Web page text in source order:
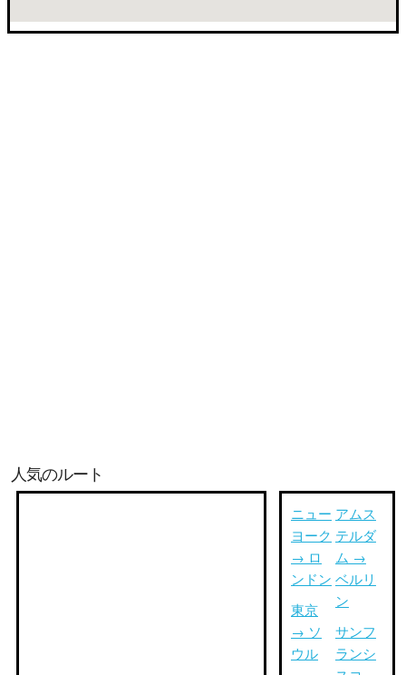
人気のルート
ニュー
ヨーク
→ ロ
ンドン
東京
→ ソ
ウル
アムス
テルダ
ム →
ベルリ
ン
サンフ
ランシ